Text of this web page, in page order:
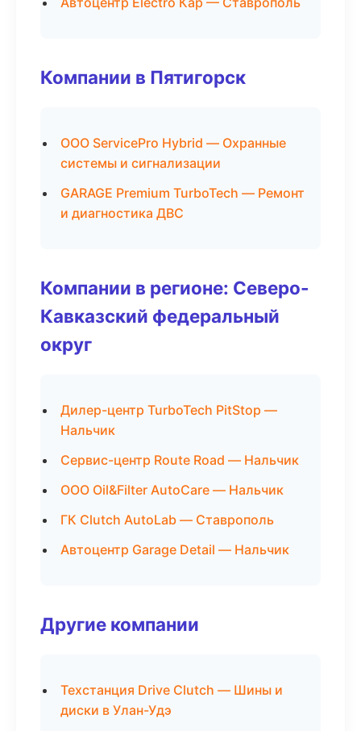
Компании в Пятигорск
ООО ServicePro Hybrid — Охранные
системы и сигнализации
GARAGE Premium TurboTech — Ремонт
и диагностика ДВС
Компании в регионе: Северо-
Кавказский федеральный
округ
Дилер-центр TurboTech PitStop —
Нальчик
Сервис-центр Route Road — Нальчик
ООО Oil&Filter AutoCare — Нальчик
ГК Clutch AutoLab — Ставрополь
Автоцентр Garage Detail — Нальчик
Другие компании
Техстанция Drive Clutch — Шины и
диски в Улан-Удэ